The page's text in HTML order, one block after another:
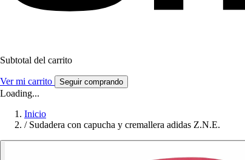
Subtotal del carrito
Ver mi carrito Seguir comprando
Loading...
Inicio
/ Sudadera con capucha y cremallera adidas Z.N.E.